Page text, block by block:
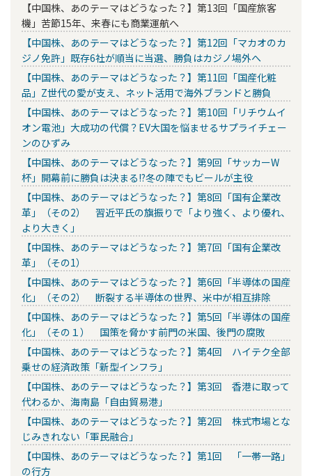
【中国株、あのテーマはどうなった？】第13回「国産旅客
機」苦節15年、来春にも商業運航へ
【中国株、あのテーマはどうなった？】第12回「マカオのカ
ジノ免許」既存6社が順当に当選、勝負はカジノ場外へ
【中国株、あのテーマはどうなった？】第11回「国産化粧
品」Z世代の愛が支え、ネット活用で海外ブランドと勝負
【中国株、あのテーマはどうなった？】第10回「リチウムイ
オン電池」大成功の代償？EV大国を悩ませるサプライチェー
ンのひずみ
【中国株、あのテーマはどうなった？】第9回「サッカーW
杯」開幕前に勝負は決まる!?冬の陣でもビールが主役
【中国株、あのテーマはどうなった？】第8回「国有企業改
革」（その2） 習近平氏の旗振りで「より強く、より優れ、
より大きく」
【中国株、あのテーマはどうなった？】第7回「国有企業改
革」（その1）
【中国株、あのテーマはどうなった？】第6回「半導体の国産
化」（その2） 断裂する半導体の世界、米中が相互排除
【中国株、あのテーマはどうなった？】第5回「半導体の国産
化」（その１） 国策を脅かす前門の米国、後門の腐敗
【中国株、あのテーマはどうなった？】第4回 ハイテク全部
乗せの経済政策「新型インフラ」
【中国株、あのテーマはどうなった？】第3回 香港に取って
代わるか、海南島「自由貿易港」
【中国株、あのテーマはどうなった？】第2回 株式市場とな
じみきれない「軍民融合」
【中国株、あのテーマはどうなった？】第1回 「一帯一路」
の行方